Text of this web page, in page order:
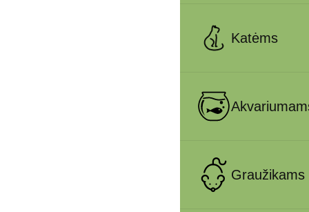
Katėms
Graužikams